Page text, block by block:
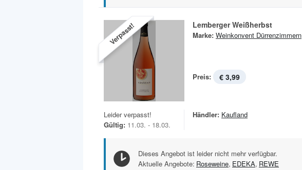
Verpasst! Lemberger Weißherbst
Marke: Weinkonvent Dürrenzimmern
Preis: € 3,99
Leider verpasst!
Gültig: 11.03. - 18.03.
Händler: Kaufland
Dieses Angebot ist leider nicht mehr verfügbar.
Aktuelle Angebote: Roseweine, EDEKA, REWE